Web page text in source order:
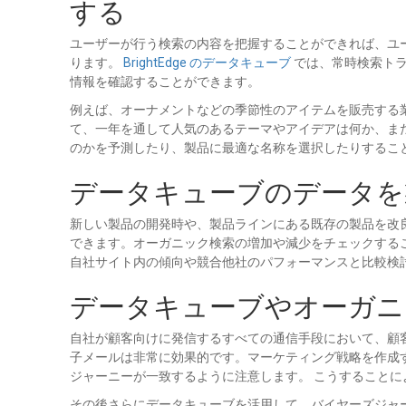
する
ユーザーが行う検索の内容を把握することができれば、
ります。
BrightEdge のデータキューブ では、常時検索ト
情報を確認することができます。
例えば、オーナメントなどの季節性のアイテムを販売す
て、一年を通して人気のあるテーマやアイデアは何か、
のかを予測したり、製品に最適な名称を選択したりするこ
データキューブのデータ
新しい製品の開発時や、製品ラインにある既存の製品を
できます。オーガニック検索の増加や減少をチェックす
自社サイト内の傾向や競合他社のパフォーマンスと比較
データキューブやオーガ
自社が顧客向けに発信するすべての通信手段において、
子メールは非常に効果的です。マーケティング戦略を作
ジャーニーが一致するように注意します。 こうすること